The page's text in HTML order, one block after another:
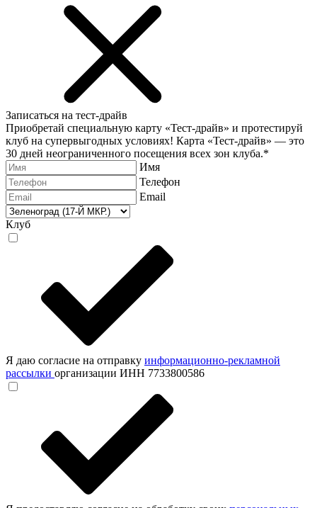
Записаться на тест-драйв
Приобретай специальную карту «Тест-драйв» и протестируй
клуб на супервыгодных условиях! Карта «Тест-драйв» — это
30 дней неограниченного посещения всех зон клуба.*
Имя
Телефон
Email
Клуб
Я даю согласие на отправку информационно-рекламной
рассылки организации ИНН 7733800586